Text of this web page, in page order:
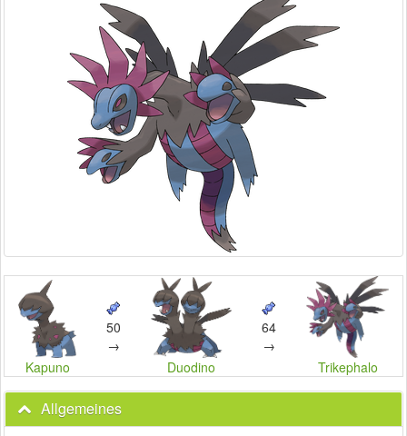
Kapuno
50
→
Duodino
64
→
Trikephalo
Allgemeines